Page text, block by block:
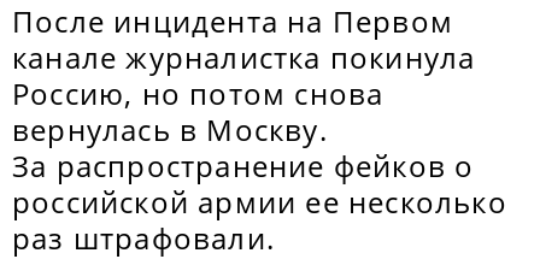
После инцидента на Первом
канале журналистка покинула
Россию, но потом снова
вернулась в Москву.
За распространение фейков о
российской армии ее несколько
раз штрафовали.